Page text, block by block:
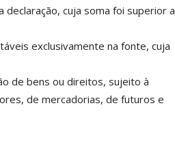
cuja soma foi superior a
exclusivamente na fonte, cuja
de bens ou direitos, sujeito à
de mercadorias, de futuros e